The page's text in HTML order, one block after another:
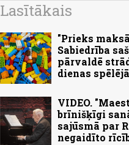
Lasītākais
"Prieks
Sabiedrība
pārvaldē
dienas
VIDEO.
brīnišķīgi
sajūsmā par
negaidīto